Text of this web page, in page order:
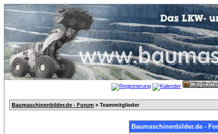
Baumaschinenbilder.de - Forum » Teammitglieder
Baumaschinenbilder.de -